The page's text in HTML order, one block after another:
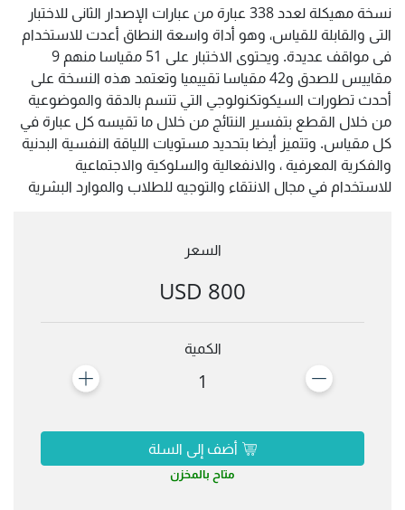
نسخة مهيكلة لعدد 338 عبارة من عبارات الإصدار الثانى للاختبار
التى والقابلة للقياس، وهو أداة واسعة النطاق أعدت للاستخدام
فى مواقف عديدة. ويحتوى الاختبار على 51 مقياسا منهم 9
مقاييس للصدق و42 مقياسا تقييميا وتعتمد هذه النسخة على
أحدث تطورات السيكوتكنولوجي التي تتسم بالدقة والموضوعية
من خلال القطع بتفسير النتائج من خلال ما تقيسه كل عبارة في
كل مقياس. وتتميز أيضا بتحديد مستويات اللياقة النفسية البدنية
والفكرية المعرفية ، والانفعالية والسلوكية والاجتماعية
للاستخدام في مجال الانتقاء والتوجيه للطلاب والموارد البشرية
السعر
800 USD
الكمية
1
أضف إلى السلة
متاح بالمخزن